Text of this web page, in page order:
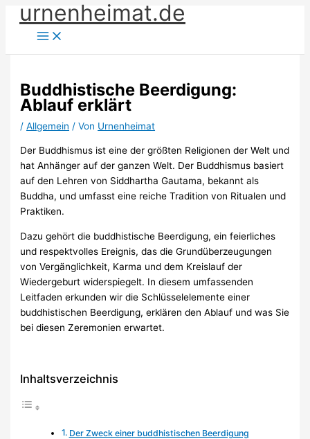
Zum
Inhalt
springen
urnenheimat.de
Buddhistische Beerdigung:
Ablauf erklärt
/Allgemein / Von Urnenheimat
Der Buddhismus ist eine der größten Religionen der Welt und
hat Anhänger auf der ganzen Welt. Der Buddhismus basiert
auf den Lehren von Siddhartha Gautama, bekannt als
Buddha, und umfasst eine reiche Tradition von Ritualen und
Praktiken.
Dazu gehört die buddhistische Beerdigung, ein feierliches
und respektvolles Ereignis, das die Grundüberzeugungen
von Vergänglichkeit, Karma und dem Kreislauf der
Wiedergeburt widerspiegelt. In diesem umfassenden
Leitfaden erkunden wir die Schlüsselelemente einer
buddhistischen Beerdigung, erklären den Ablauf und was Sie
bei diesen Zeremonien erwartet.
Inhaltsverzeichnis
Der Zweck einer buddhistischen Beerdigung